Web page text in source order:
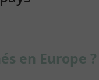
en Europe ?